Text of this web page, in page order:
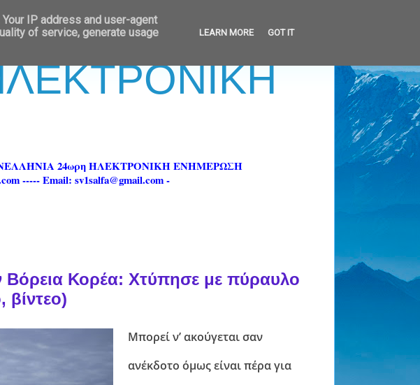
24ωρη ΗΛΕΚΤΡΟΝΙΚΗ ΕΝΗΜΕΡΩΣΗ
----- Email: sv1salfa@gmail.com -
Κορέα: Χτύπησε με πύραυλο
Μπορεί ν’ ακούγεται σαν
ανέκδοτο όμως είναι πέρα για
IP address and user-agent
of service, generate usage
LEARN MORE GOT IT